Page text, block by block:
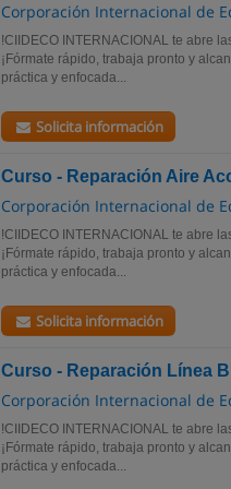
Corporación Internacional de
!CIIDECO INTERNACIONAL te abre
¡Fórmate rápido, trabaja pronto y
práctica y enfocada...
Solicita información
Curso - Reparación Aire
Corporación Internacional de
!CIIDECO INTERNACIONAL te abre
¡Fórmate rápido, trabaja pronto y
práctica y enfocada...
Solicita información
Curso - Reparación Línea
Corporación Internacional de
!CIIDECO INTERNACIONAL te abre
¡Fórmate rápido, trabaja pronto y
práctica y enfocada...